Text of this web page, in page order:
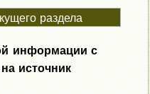
раздела
информации с
источник